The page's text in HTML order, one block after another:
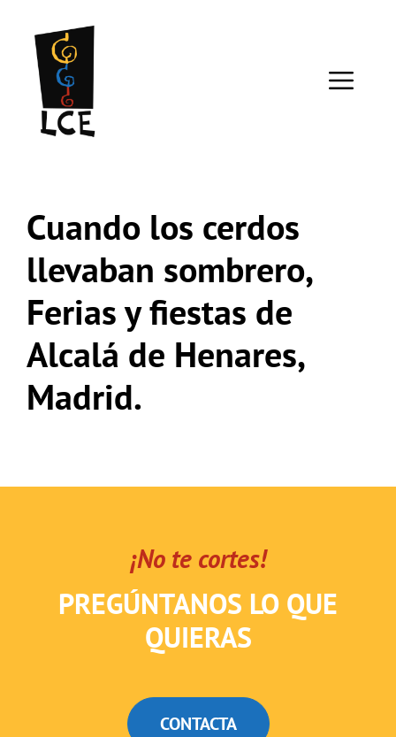
contenido
Cuando los cerdos
llevaban sombrero,
Ferias y fiestas de
Alcalá de Henares,
Madrid.
¡No te cortes!
PREGÚNTANOS LO QUE
QUIERAS
CONTACTA